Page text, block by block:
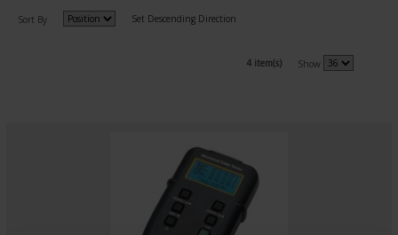
Sort By Set Descending Direction
4 item(s) Show